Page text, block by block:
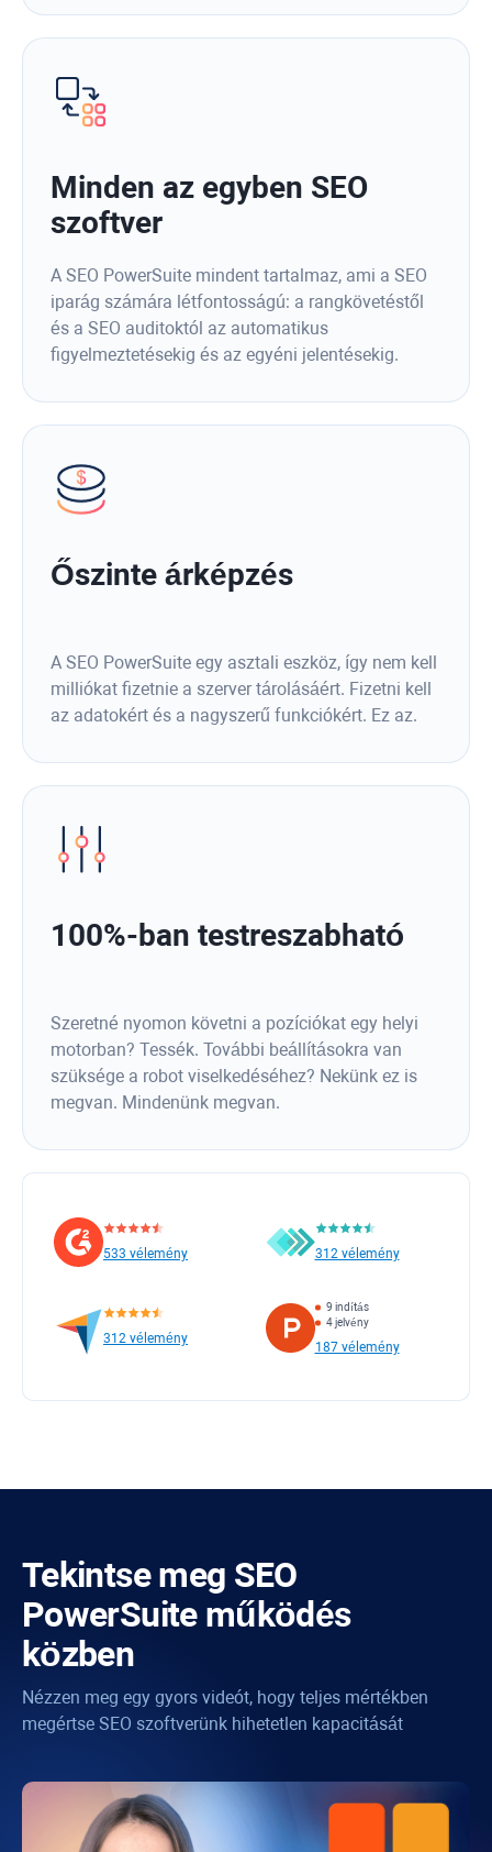
Minden az egyben SEO
szoftver
A SEO PowerSuite mindent tartalmaz, ami a SEO
iparág számára létfontosságú: a rangkövetéstől
és a SEO auditoktól az automatikus
figyelmeztetésekig és az egyéni jelentésekig.
Őszinte árképzés
A SEO PowerSuite egy asztali eszköz, így nem kell
milliókat fizetnie a szerver tárolásáért. Fizetni kell
az adatokért és a nagyszerű funkciókért. Ez az.
100%-ban testreszabható
Szeretné nyomon követni a pozíciókat egy helyi
motorban? Tessék. További beállításokra van
szüksége a robot viselkedéséhez? Nekünk ez is
megvan. Mindenünk megvan.
533 vélemény 312 vélemény
312 vélemény
9 indítás
4 jelvény
187 vélemény
Tekintse meg SEO
PowerSuiteműködés
közben
Nézzen meg egy gyors videót, hogy teljes mértékben
megértse SEO szoftverünk hihetetlen kapacitását